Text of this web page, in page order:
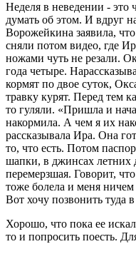
Неделя в неведении -
думать об этом. И вдруг
Ворожейкина заявила,
сняли потом видео, где
ножами чуть не резали.
года четыре.
кормят по двое суток,
травку курят. Перед тем
то гуляли. «Пришла и
накормила. А чем я их
рассказывала Ира. Она
то, что есть. Потом
шапки, в джинсах
перемерзшая. Говорит,
тоже болела и меня
Вот хочу позвонить туда
Хорошо, что пока ее
то и попросить поесть.